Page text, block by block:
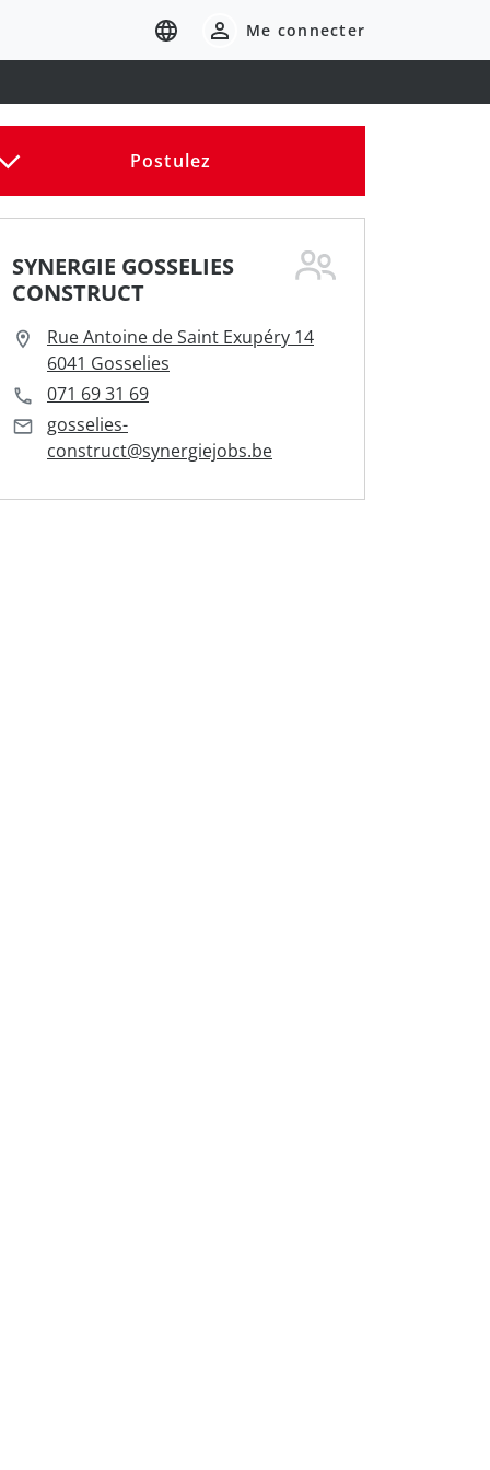
Me connecter
Postulez
SYNERGIE GOSSELIES
CONSTRUCT
Rue Antoine de Saint Exupéry 14
6041 Gosselies
071 69 31 69
gosselies-
construct@synergiejobs.be